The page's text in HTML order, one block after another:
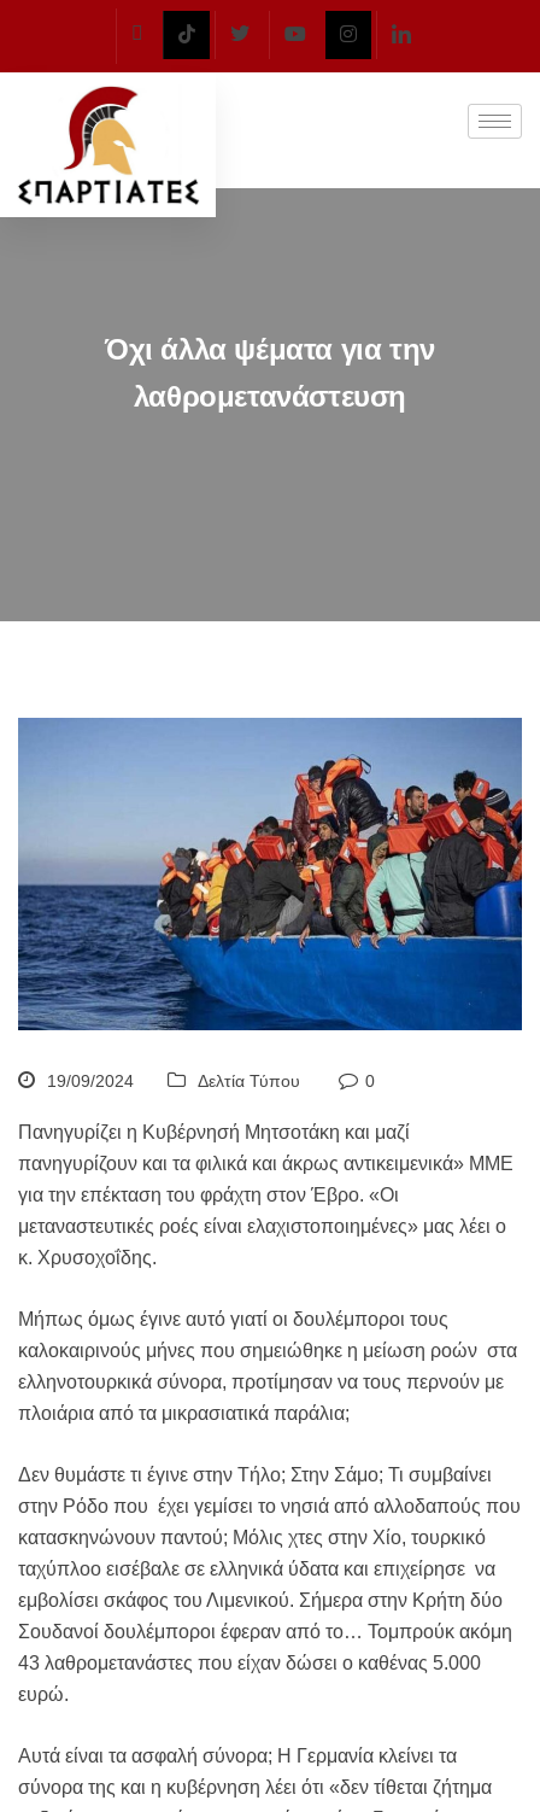
Όχι άλλα ψέματα για την
λαθρομετανάστευση
19/09/2024 Δελτία Τύπου 0
Πανηγυρίζει η Κυβέρνησή Μητσοτάκη και μαζί
πανηγυρίζουν και τα φιλικά και άκρως αντικειμενικά» ΜΜΕ
για την επέκταση του φράχτη στον Έβρο. «Οι
μεταναστευτικές ροές είναι ελαχιστοποιημένες» μας λέει ο
κ. Χρυσοχοΐδης.
Μήπως όμως έγινε αυτό γιατί οι δουλέμποροι τους
καλοκαιρινούς μήνες που σημειώθηκε η μείωση ροών στα
ελληνοτουρκικά σύνορα, προτίμησαν να τους περνούν με
πλοιάρια από τα μικρασιατικά παράλια;
Δεν θυμάστε τι έγινε στην Τήλο; Στην Σάμο; Τι συμβαίνει
στην Ρόδο που έχει γεμίσει το νησιά από αλλοδαπούς που
κατασκηνώνουν παντού; Μόλις χτες στην Χίo, τουρκικό
ταχύπλοο εισέβαλε σε ελληνικά ύδατα και επιχείρησε να
εμβολίσει σκάφος του Λιμενικού. Σήμερα στην Κρήτη δύο
Σουδανοί δουλέμποροι έφεραν από το… Τομπρούκ ακόμη
43 λαθρομετανάστες που είχαν δώσει ο καθένας 5.000
ευρώ.
Αυτά είναι τα ασφαλή σύνορα; Η Γερμανία κλείνει τα
σύνορα της και η κυβέρνηση λέει ότι «δεν τίθεται ζήτημα